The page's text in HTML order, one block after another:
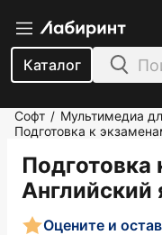
Каталог
Софт / Мультимедиа
Подготовка к
Подготовка
Английский
Оцените и